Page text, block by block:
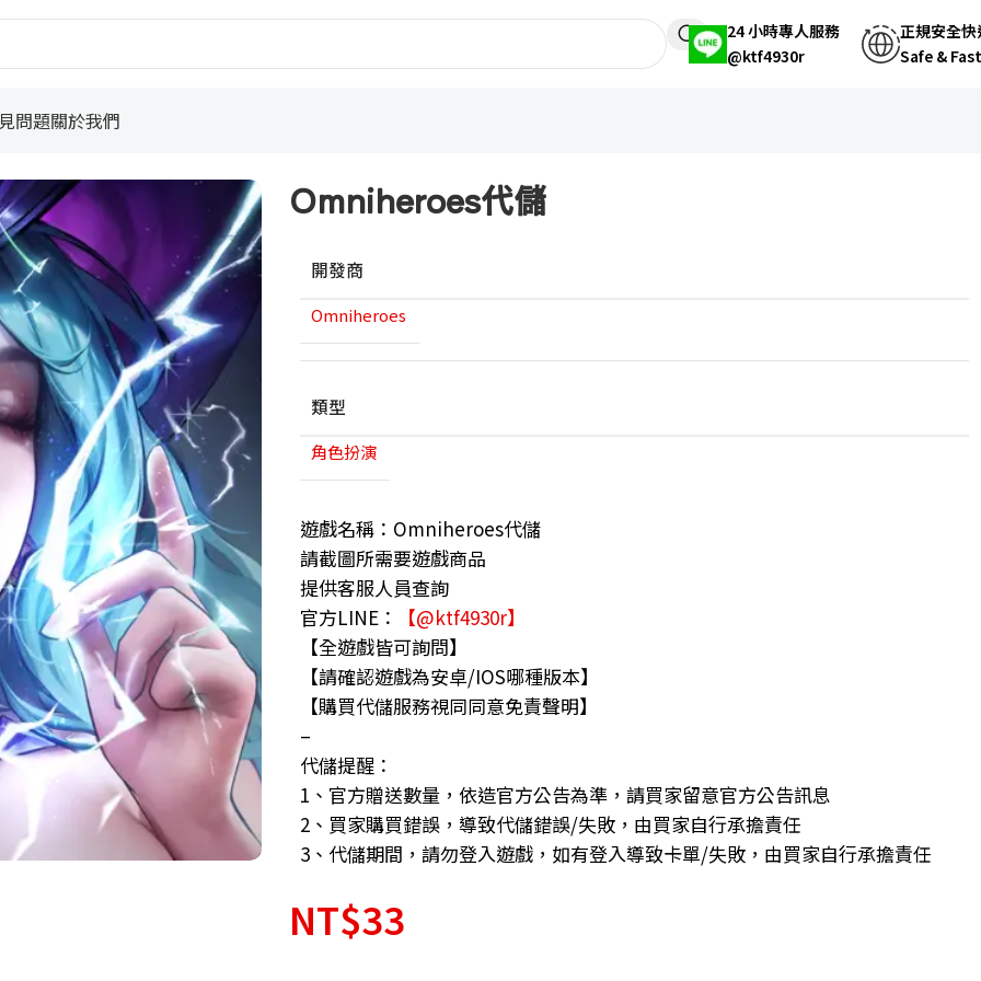
24 小時專人服務
@ktf4930r
正規安全快
Safe & Fast
問題關於我們
Omniheroes代儲
開發商
Omniheroes
類型
角色扮演
遊戲名稱：Omniheroes代儲
請截圖所需要遊戲商品
提供客服人員查詢
官方LINE：
【@ktf4930r】
【全遊戲皆可詢問】
【請確認遊戲為安卓/IOS哪種版本】
【購買代儲服務視同同意免責聲明】
–
代儲提醒：
1、官方贈送數量，依造官方公告為準，請買家留意官方公告訊息
2、買家購買錯誤，導致代儲錯誤/失敗，由買家自行承擔責任
3、代儲期間，請勿登入遊戲，如有登入導致卡單/失敗，由買家自行承擔責任
NT$33